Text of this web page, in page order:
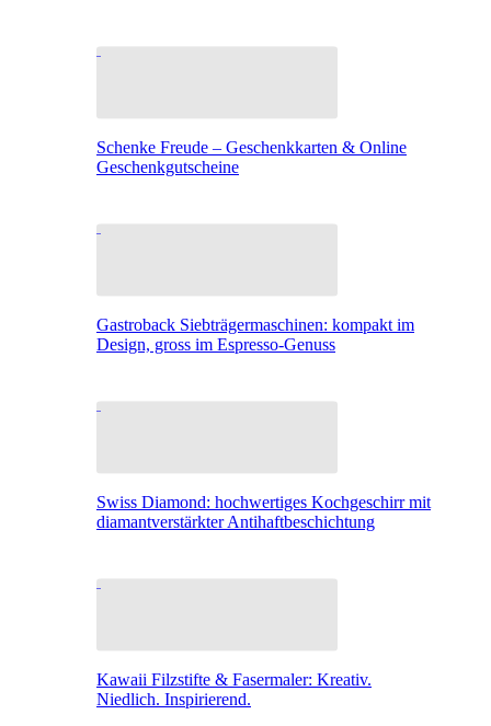
Schenke Freude – Geschenkkarten & Online
Geschenkgutscheine
Gastroback Siebträgermaschinen: kompakt im
Design, gross im Espresso-Genuss
Swiss Diamond: hochwertiges Kochgeschirr mit
diamantverstärkter Antihaftbeschichtung
Kawaii Filzstifte & Fasermaler: Kreativ.
Niedlich. Inspirierend.